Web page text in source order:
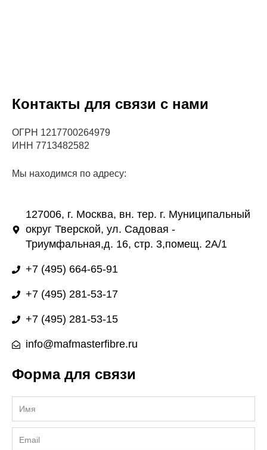
Контакты для связи с нами
ОГРН 1217700264979
ИНН 7713482582
Мы находимся по адресу:
127006, г. Москва, вн. тер. г. Муниципальный
округ Тверской, ул. Садовая -
Триумфальная,д. 16, стр. 3,помещ. 2А/1
+7 (495) 664-65-91
+7 (495) 281-53-17
+7 (495) 281-53-15
info@mafmasterfibre.ru
Форма для связи
Имя
Email